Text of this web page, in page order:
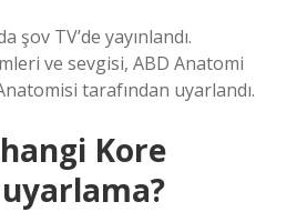
şov TV’de yayınlandı.
ve sevgisi, ABD Anatomi
tarafından uyarlandı.
Kore